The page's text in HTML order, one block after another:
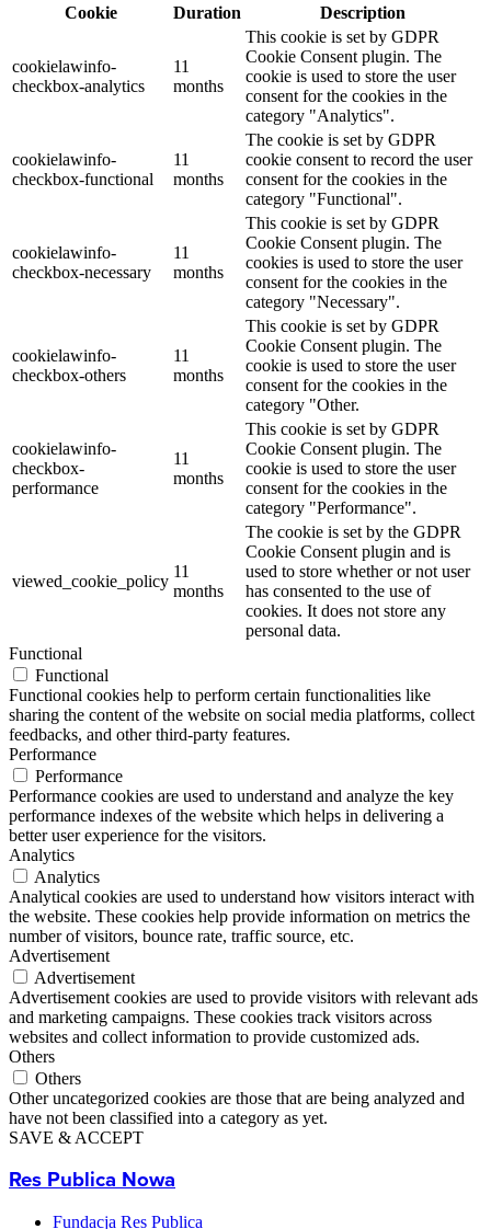
Cookie
Duration Description
cookielawinfo-
checkbox-analytics
11
months
This cookie is set by GDPR
Cookie Consent plugin. The
cookie is used to store the user
consent for the cookies in the
category "Analytics".
cookielawinfo-
checkbox-functional
11
months
The cookie is set by GDPR
cookie consent to record the user
consent for the cookies in the
category "Functional".
cookielawinfo-
checkbox-necessary
11
months
This cookie is set by GDPR
Cookie Consent plugin. The
cookies is used to store the user
consent for the cookies in the
category "Necessary".
cookielawinfo-
checkbox-others
11
months
This cookie is set by GDPR
Cookie Consent plugin. The
cookie is used to store the user
consent for the cookies in the
category "Other.
cookielawinfo-
checkbox-
performance
11
months
This cookie is set by GDPR
Cookie Consent plugin. The
cookie is used to store the user
consent for the cookies in the
category "Performance".
viewed_cookie_policy
11
months
The cookie is set by the GDPR
Cookie Consent plugin and is
used to store whether or not user
has consented to the use of
cookies. It does not store any
personal data.
Functional
Functional
Functional cookies help to perform certain functionalities like
sharing the content of the website on social media platforms, collect
feedbacks, and other third-party features.
Performance
Performance
Performance cookies are used to understand and analyze the key
performance indexes of the website which helps in delivering a
better user experience for the visitors.
Analytics
Analytics
Analytical cookies are used to understand how visitors interact with
the website. These cookies help provide information on metrics the
number of visitors, bounce rate, traffic source, etc.
Advertisement
Advertisement
Advertisement cookies are used to provide visitors with relevant ads
and marketing campaigns. These cookies track visitors across
websites and collect information to provide customized ads.
Others
Others
Other uncategorized cookies are those that are being analyzed and
have not been classified into a category as yet.
SAVE & ACCEPT
Res Publica Nowa
Fundacja Res Publica